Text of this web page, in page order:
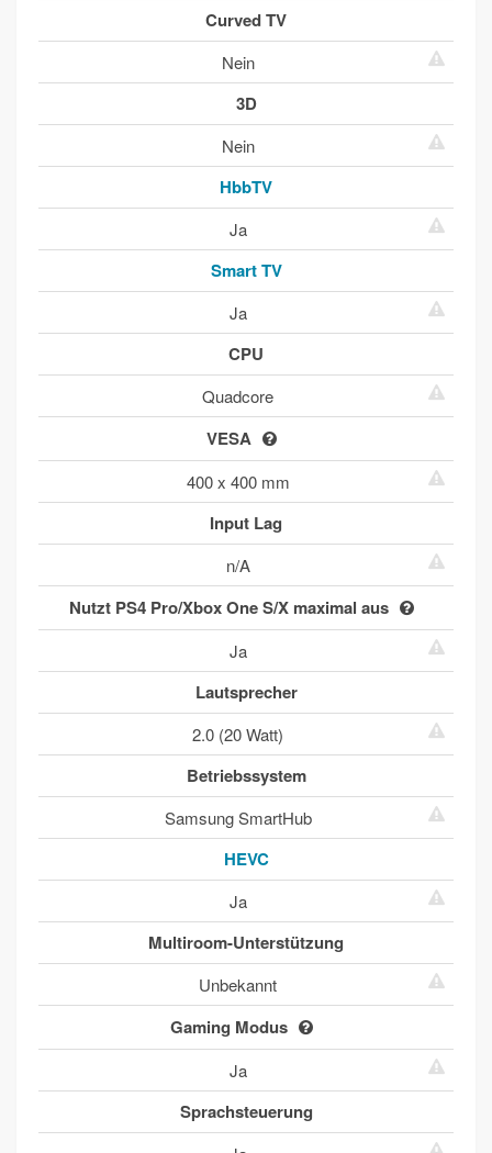
Curved TV
Nein
3D
Nein
HbbTV
Ja
Smart TV
Ja
CPU
Quadcore
VESA
400 x 400 mm
Input Lag
n/A
Nutzt PS4 Pro/Xbox One S/X maximal aus
Ja
Lautsprecher
2.0 (20 Watt)
Betriebssystem
Samsung SmartHub
HEVC
Ja
Multiroom-Unterstützung
Unbekannt
Gaming Modus
Ja
Sprachsteuerung